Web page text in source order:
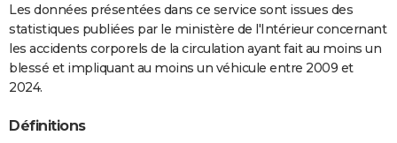
Les données présentées dans ce service sont issues des
statistiques publiées par le ministère de l'Intérieur concernant
les accidents corporels de la circulation ayant fait au moins un
blessé et impliquant au moins un véhicule entre 2009 et
2024.
Définitions